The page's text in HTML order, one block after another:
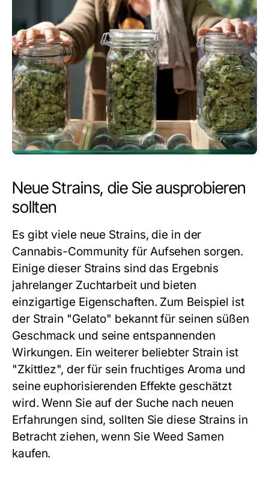
Neue Strains, die Sie ausprobieren
sollten
Es gibt viele neue Strains, die in der
Cannabis-Community für Aufsehen sorgen.
Einige dieser Strains sind das Ergebnis
jahrelanger Zuchtarbeit und bieten
einzigartige Eigenschaften. Zum Beispiel ist
der Strain "Gelato" bekannt für seinen süßen
Geschmack und seine entspannenden
Wirkungen. Ein weiterer beliebter Strain ist
"Zkittlez", der für sein fruchtiges Aroma und
seine euphorisierenden Effekte geschätzt
wird. Wenn Sie auf der Suche nach neuen
Erfahrungen sind, sollten Sie diese Strains in
Betracht ziehen, wenn Sie Weed Samen
kaufen.